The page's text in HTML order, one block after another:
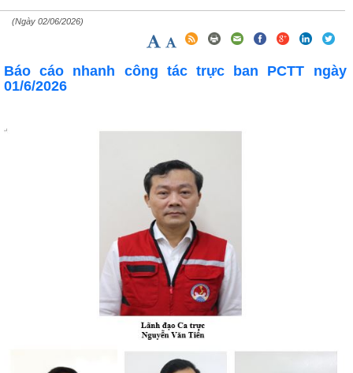
(Ngày 02/06/2026)
Báo cáo nhanh công tác trực ban PCTT ngày
01/6/2026